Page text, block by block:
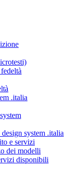
.italia
system .italia
e servizi
dei modelli
disponibili